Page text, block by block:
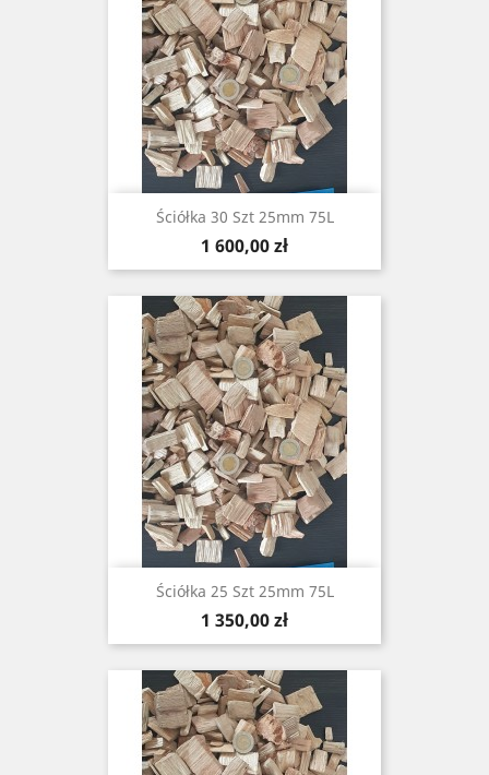
Ściółka 30 Szt 25mm 75L
Cena
1 600,00 zł
Ściółka 25 Szt 25mm 75L
Cena
1 350,00 zł